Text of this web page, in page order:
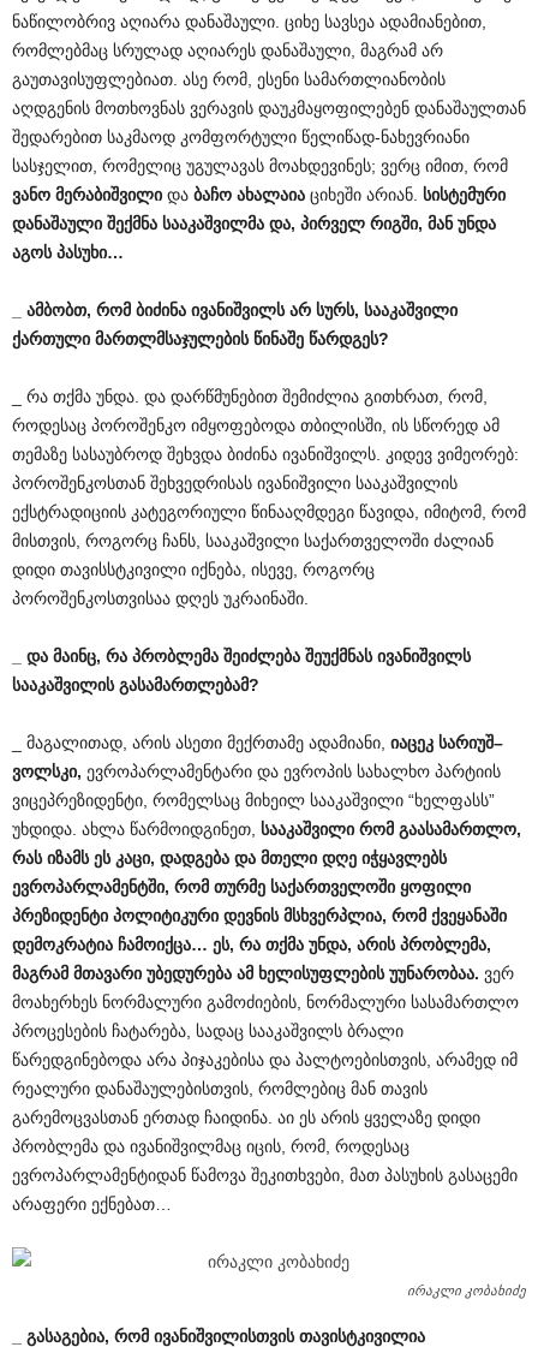
ნაწილობრივ აღიარა დანაშაული. ციხე სავსეა ადამიანებით,
რომლებმაც სრულად აღიარეს დანაშაული, მაგრამ არ
გაუთავისუფლებიათ. ასე რომ, ესენი სამართლიანობის
აღდგენის მოთხოვნას ვერავის დაუკმაყოფილებენ დანაშაულთან
შედარებით საკმაოდ კომფორტული წელიწად-ნახევრიანი
სასჯელით, რომელიც უგულავას მოახდევინეს; ვერც იმით, რომ
ვანო მერაბიშვილი და ბაჩო ახალაია ციხეში არიან. სისტემური
დანაშაული შექმნა სააკაშვილმა და, პირველ რიგში, მან უნდა
აგოს პასუხი…
ამბობთ, რომ ბიძინა ივანიშვილს არ სურს, სააკაშვილი
ქართული მართლმსაჯულების წინაშე წარდგეს?
_ რა თქმა უნდა. და დარწმუნებით შემიძლია გითხრათ, რომ,
როდესაც პოროშენკო იმყოფებოდა თბილისში, ის სწორედ ამ
თემაზე სასაუბროდ შეხვდა ბიძინა ივანიშვილს. კიდევ ვიმეორებ:
პოროშენკოსთან შეხვედრისას ივანიშვილი სააკაშვილის
ექსტრადიციის კატეგორიული წინააღმდეგი წავიდა, იმიტომ, რომ
მისთვის, როგორც ჩანს, სააკაშვილი საქართველოში ძალიან
დიდი თავისსტკივილი იქნება, ისევე, როგორც
პოროშენკოსთვისაა დღეს უკრაინაში.
და მაინც, რა პრობლემა შეიძლება შეუქმნას ივანიშვილს
სააკაშვილის გასამართლებამ?
_ მაგალითად, არის ასეთი მექრთამე ადამიანი, იაცეკ სარიუშ–
ვოლსკი, ევროპარლამენტარი და ევროპის სახალხო პარტიის
ვიცეპრეზიდენტი, რომელსაც მიხეილ სააკაშვილი “ხელფასს”
უხდიდა. ახლა წარმოიდგინეთ, სააკაშვილი რომ გაასამართლო,
რას იზამს ეს კაცი, დადგება და მთელი დღე იჭყავლებს
ევროპარლამენტში, რომ თურმე საქართველოში ყოფილი
პრეზიდენტი პოლიტიკური დევნის მსხვერპლია, რომ ქვეყანაში
დემოკრატია ჩამოიქცა… ეს, რა თქმა უნდა, არის პრობლემა,
მაგრამ მთავარი უბედურება ამ ხელისუფლების უუნარობაა. ვერ
მოახერხეს ნორმალური გამოძიების, ნორმალური სასამართლო
პროცესების ჩატარება, სადაც სააკაშვილს ბრალი
წარედგინებოდა არა პიჯაკებისა და პალტოებისთვის, არამედ იმ
რეალური დანაშაულებისთვის, რომლებიც მან თავის
გარემოცვასთან ერთად ჩაიდინა. აი ეს არის ყველაზე დიდი
პრობლემა და ივანიშვილმაც იცის, რომ, როდესაც
ევროპარლამენტიდან წამოვა შეკითხვები, მათ პასუხის გასაცემი
არაფერი ექნებათ…
ირაკლი კობახიძე
გასაგებია, რომ ივანიშვილისთვის თავისტკივილია